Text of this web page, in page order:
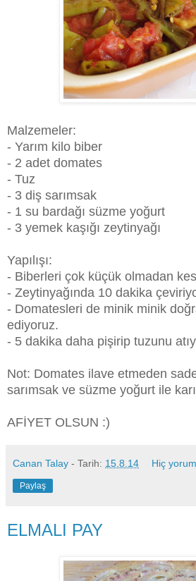
Malzemeler:
- Yarım kilo biber
- 2 adet domates
- Tuz
- 3 diş sarımsak
- 1 su bardağı süzme yoğurt
- 3 yemek kaşığı zeytinyağı
Yapılışı:
- Biberleri çok küçük olmadan
- Zeytinyağında 10 dakika
- Domatesleri de minik minik
ediyoruz.
- 5 dakika daha pişirip tuzunu
Not: Domates ilave etmeden
sarımsak ve süzme yoğurt ile
AFİYET OLSUN :)
Canan Talay - Tarih: 15.8.14 Hiç
Paylaş
ELMALI PAY